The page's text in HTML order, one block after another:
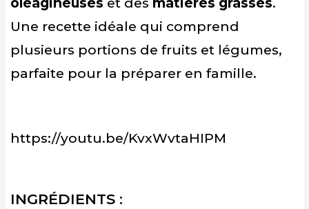
Une recette idéale qui comprend
plusieurs portions de fruits et légumes,
parfaite pour la préparer en famille.
https://youtu.be/KvxWvtaHIPM
INGRÉDIENTS :